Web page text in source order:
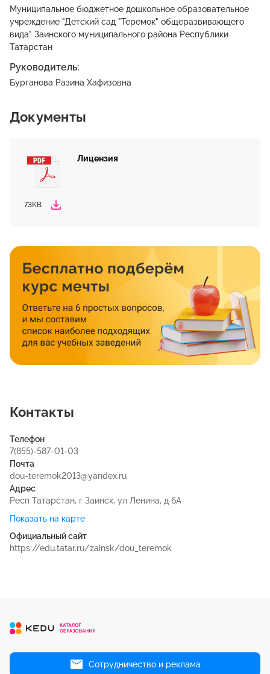
Муниципальное бюджетное дошкольное образовательное
учреждение "Детский сад "Теремок" общеразвивающего
вида" Заинского муниципального района Республики
Татарстан
Руководитель:
Бурганова Разина Хафизовна
Документы
Лицензия
73KB
Контакты
Телефон
7(855)-587-01-03
Почта
dou-teremok2013@yandex.ru
Адрес
Респ Татарстан, г Заинск, ул Ленина, д 6А
Показать на карте
Официальный сайт
https://edu.tatar.ru/zainsk/dou_teremok
Сотрудничество и реклама